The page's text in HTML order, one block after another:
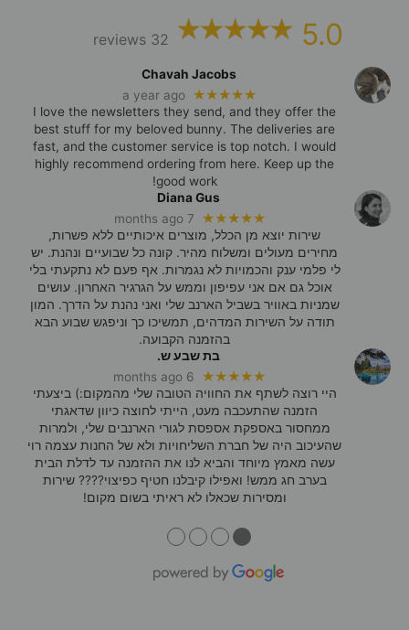
5.0
32 reviews
Chavah Jacobs
★★★★★
a year ago
I love the newsletters they send, and they offer the
best stuff for my beloved bunny. The deliveries are
fast, and the customer service is top notch. I would
highly recommend ordering from here. Keep up the
good work!
Diana Gus
★★★★★
7 months ago
שירות יוצא מן הכלל, מוצרים איכותיים ללא פשרות,
מחירים מעולים ומשלוח מהיר. קונה כל שבועיים ונהנת. יש
לי פלמי ענק והכמויות לא נגמרות. אף פעם לא נתקעתי בלי
אוכל גם אם אני עפיפון וממש על הגרגיר האחרון. עושים
שמניות באוויר בשביל הארנב שלי ואני נהנת על הדרך. המון
תודה על השירות המדהים, תמשיכו כך וניפגש שבוע הבא
בהזמנה הקבועה.
בת שבע ש.
★★★★★
6 months ago
היי רוצה לשתף את החוויה הטובה שלי מהמקום:) ביצעתי
הזמנה שהתעכבה מעט, הייתי לחוצה כיוון שדאגתי
ממחסור באספקת אספסת לגורי הארנבים שלי, ולמרות
שהעיכוב היה של חברת השליחויות ולא של החנות עצמה רוי
עשה מאמץ מיוחד והביא לנו את ההזמנה עד לדלת הבית
בערב חג ממש! ואפילו קיבלנו חטיף כפיצוי???? שירות
ומסירות שכאלו לא ראיתי בשום מקום!
●
●
●
●